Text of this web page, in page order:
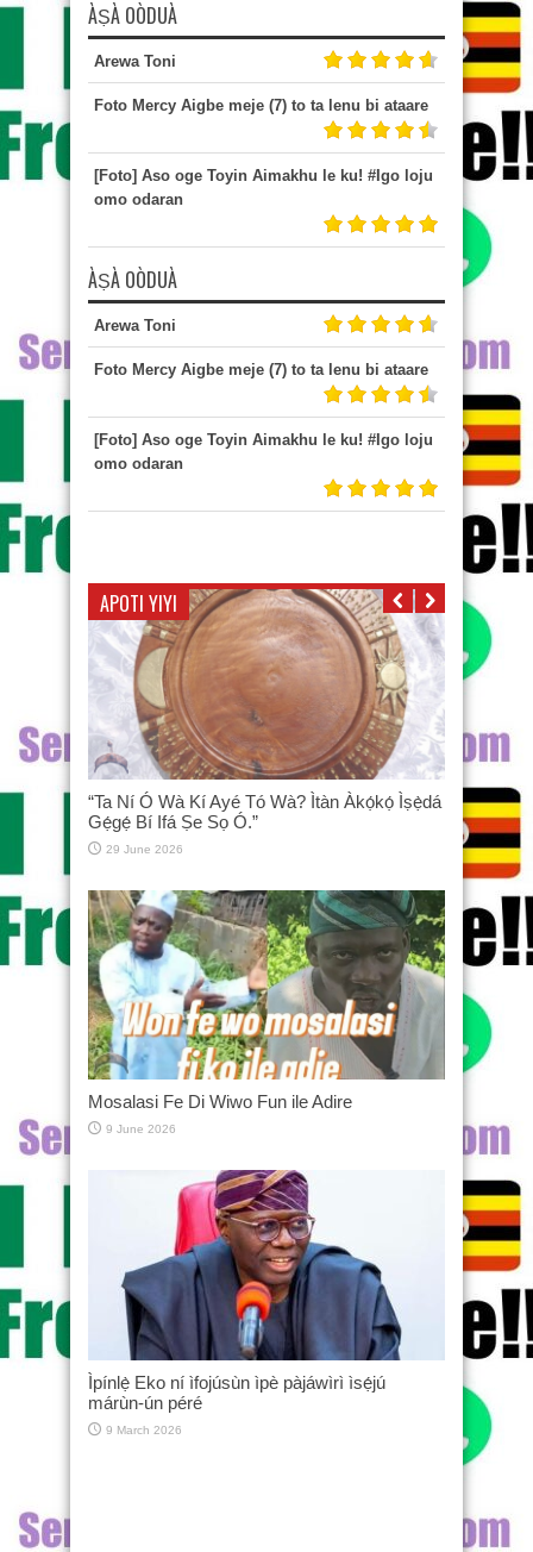
ÀṢÀ OÒDUÀ
Arewa Toni
Foto Mercy Aigbe meje (7) to ta lenu bi ataare
[Foto] Aso oge Toyin Aimakhu le ku! #Igo loju
omo odaran
ÀṢÀ OÒDUÀ
Arewa Toni
Foto Mercy Aigbe meje (7) to ta lenu bi ataare
[Foto] Aso oge Toyin Aimakhu le ku! #Igo loju
omo odaran
APOTI YIYI
“Ta Ní Ó Wà Kí Ayé Tó Wà? Ìtàn Àkọ́kọ́ Ìṣẹ̀dá
Gẹ́gẹ́ Bí Ifá Ṣe Sọ Ó.”
29 June 2026
Mosalasi Fe Di Wiwo Fun ile Adire
9 June 2026
Ìpínlẹ̀ Eko ní ìfojúsùn ìpè pàjáwìrì ìsẹ́jú
márùn-ún péré
9 March 2026